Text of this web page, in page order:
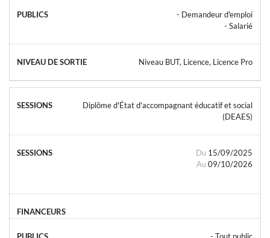
- Demandeur d'emploi
- Salarié
Niveau BUT, Licence, Licence Pro
Diplôme d'État d'accompagnant éducatif et social
(DEAES)
Du 15/09/2025
Au 09/10/2026